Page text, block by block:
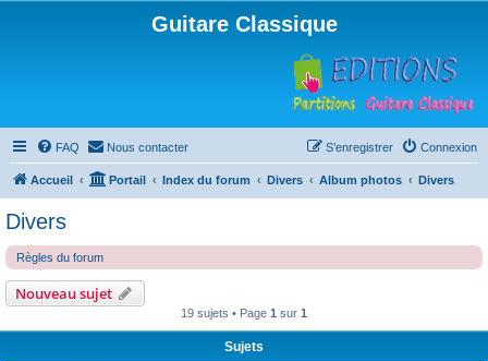
Guitare Classique
FAQ Nous contacter Connexion
S’enregistrer
Accueil Portail Index du forum Divers Album photos Divers
Divers
Règles du forum
Nouveau sujet
19 sujets • Page 1 sur 1
Sujets